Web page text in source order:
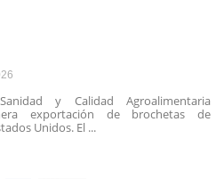
y Calidad Agroalimentaria
exportación de brochetas de
Unidos. El ...